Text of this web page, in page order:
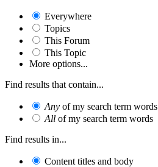
Everywhere
Topics
This Forum
This Topic
More options...
Find results that contain...
Any of my search term words
All of my search term words
Find results in...
Content titles and body